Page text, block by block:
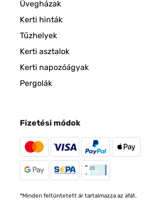
Üvegházak
Kerti hinták
Tűzhelyek
Kerti asztalok
Kerti napozóágyak
Pergolák
Fizetési módok
*Minden feltüntetett ár tartalmazza az áfát.